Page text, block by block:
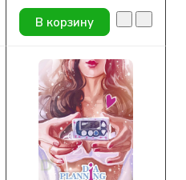
В корзину